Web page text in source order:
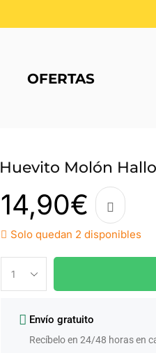
OFERTAS
Huevito Molón
14,90€
Solo quedan 2 disponibles
Envío gratuito
Recíbelo en 24/48 horas en